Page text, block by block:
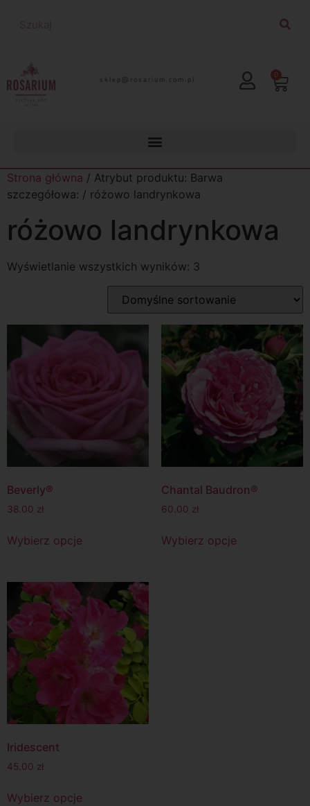
lp.moc.muirasor@pelks 0
Strona główna / Atrybut produktu: Barwa
szczegółowa: / różowo landrynkowa
różowo landrynkowa
Wyświetlanie wszystkich wyników: 3
Beverly®
38.00 zł
Wybierz opcje
Chantal Baudron®
60.00 zł
Wybierz opcje
Iridescent
45.00 zł
Wybierz opcje